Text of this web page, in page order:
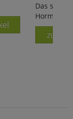
Das sind
Hormone
zum